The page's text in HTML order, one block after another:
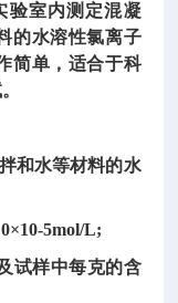
验室内测定混凝
的水溶性氯离子
简单，适合于科
和水等材料的水
5mol/L;
试样中每克的含